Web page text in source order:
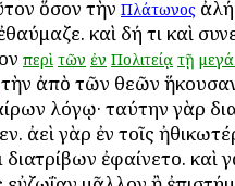
ὅσον τὴν Πλάτωνος
καὶ δή τι καὶ
περὶ τῶν ἐν Πολιτείᾳ τῇ
ἀπὸ τῶν θεῶν
λόγῳ· ταύτην γὰρ
ἀεὶ γὰρ ἐν τοῖς
ἐφαίνετο. καὶ